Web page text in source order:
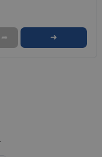
➦ ➜